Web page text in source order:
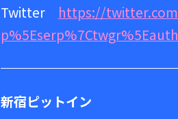
Twitter https://
新宿ピットイン